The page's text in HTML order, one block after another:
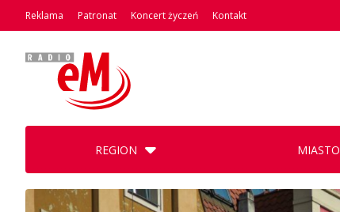
Reklama Patronat Koncert życzeń Kontakt
REGION MIASTO